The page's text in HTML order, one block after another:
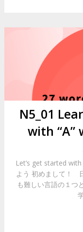
N5_01
with “A”
Let’s get started
よう 初めまして！
も難しい言語の１つ